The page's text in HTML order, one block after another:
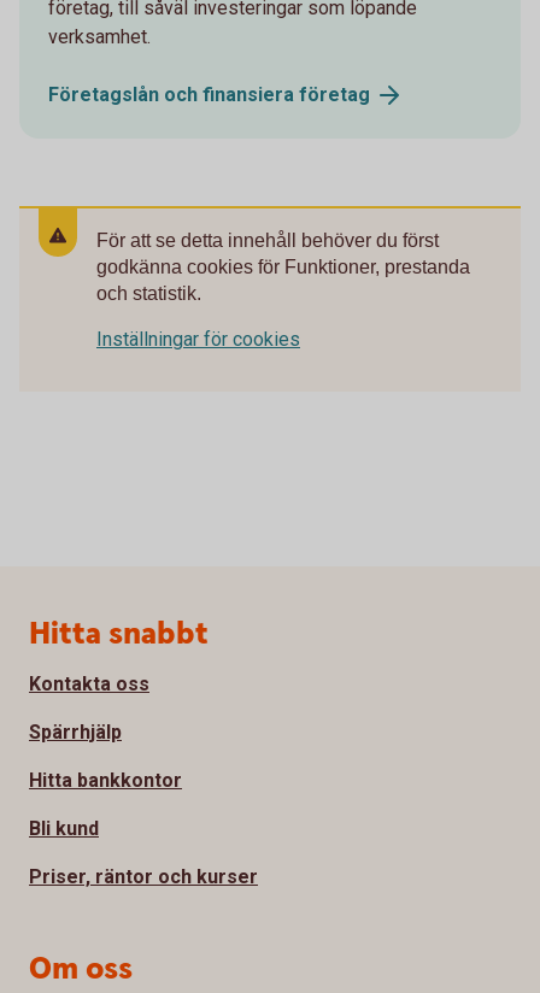
företag, till såväl investeringar som löpande
verksamhet.
Företagslån och finansiera företag
För att se detta innehåll behöver du först
godkänna cookies för Funktioner, prestanda
och statistik.
Inställningar för cookies
Sidfot
Hitta snabbt
Kontakta oss
Spärrhjälp
Hitta bankkontor
Bli kund
Priser, räntor och kurser
Om oss